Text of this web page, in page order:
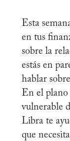
Esta
en tus
sobre la
estás en
hablar
En el plano
vulnerable
Libra te
que